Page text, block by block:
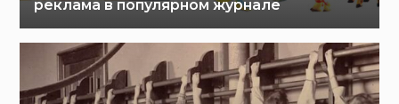
реклама в популярном журнале